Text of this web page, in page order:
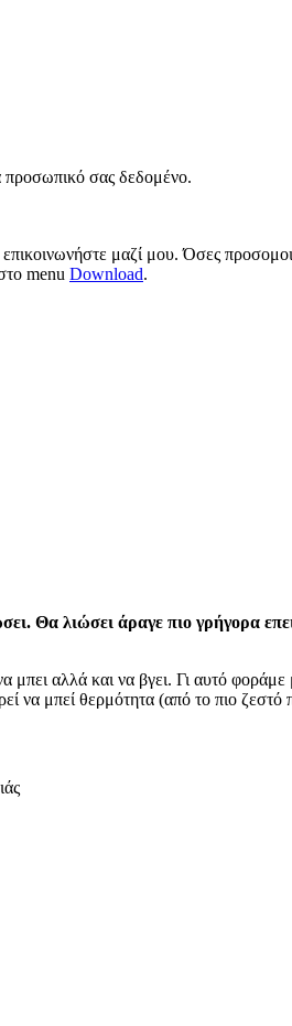
προσωπικό σας δεδομένο.
μαζί μου. Όσες
menu Download.
Θα λιώσει άραγε πιο γρήγορα
μπει αλλά και να βγει. Γι αυτό
να μπεί θερμότητα (από το πιο